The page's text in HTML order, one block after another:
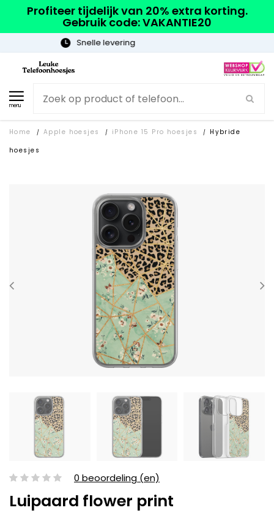
Profiteer tijdelijk van 20% extra korting.
Gebruik code: VAKANTIE20
Gratis verzending
menu
Home / Apple hoesjes / iPhone 15 Pro hoesjes /
Hybride
hoesjes
0 beoordeling (en)
Luipaard flower print